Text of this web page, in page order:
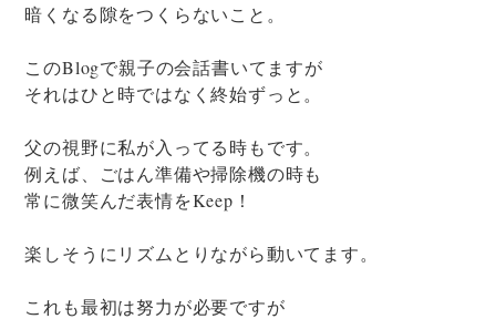
暗くなる隙をつくらないこと。
このBlogで親子の会話書いてますが
それはひと時ではなく終始ずっと。
父の視野に私が入ってる時もです。
例えば、ごはん準備や掃除機の時も
常に微笑んだ表情をKeep！
楽しそうにリズムとりながら動いてます。
これも最初は努力が必要ですが